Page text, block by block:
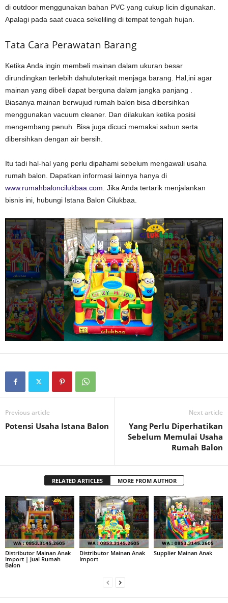
di outdoor menggunakan bahan PVC yang cukup licin digunakan.
Apalagi pada saat cuaca sekeliling di tempat tengah hujan.
Tata Cara Perawatan Barang
Ketika Anda ingin membeli mainan dalam ukuran besar
dirundingkan terlebih dahuluterkait menjaga barang. Hal,ini agar
mainan yang dibeli dapat berguna dalam jangka panjang .
Biasanya mainan berwujud rumah balon bisa dibersihkan
menggunakan vacuum cleaner. Dan dilakukan ketika posisi
mengembang penuh. Bisa juga dicuci memakai sabun serta
dibersihkan dengan air bersih.
Itu tadi hal-hal yang perlu dipahami sebelum mengawali usaha
rumah balon. Dapatkan informasi lainnya hanya di
www.rumahbaloncilukbaa.com. Jika Anda tertarik menjalankan
bisnis ini, hubungi Istana Balon Cilukbaa.
Previous article
Potensi Usaha Istana Balon
Next article
Yang Perlu Diperhatikan
Sebelum Memulai Usaha
Rumah Balon
RELATED ARTICLES MORE FROM AUTHOR
Distributor Mainan Anak
Import | Jual Rumah
Balon
Distributor Mainan Anak
Import
Supplier Mainan Anak